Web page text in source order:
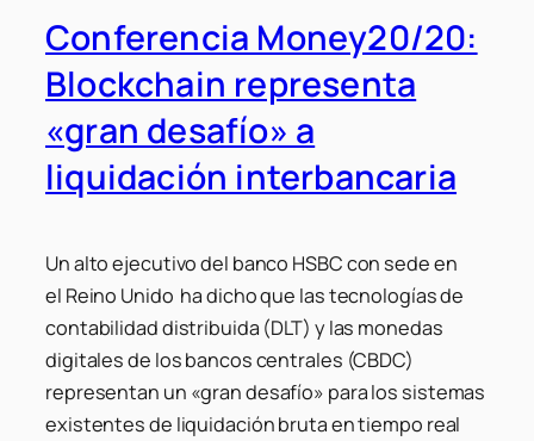
Conferencia Money20/20:
Blockchain representa
«gran desafío» a
liquidación interbancaria
Un alto ejecutivo del banco HSBC con sede en
el Reino Unido ha dicho que las tecnologías de
contabilidad distribuida (DLT) y las monedas
digitales de los bancos centrales (CBDC)
representan un «gran desafío» para los sistemas
existentes de liquidación bruta en tiempo real